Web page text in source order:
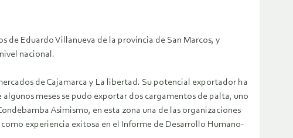
de Eduardo Villanueva de la provincia de San Marcos, y
nacional.
de Cajamarca y La libertad. Su potencial exportador ha
meses se pudo exportar dos cargamentos de palta, uno
Asimismo, en esta zona una de las organizaciones
experiencia exitosa en el Informe de Desarrollo Humano-